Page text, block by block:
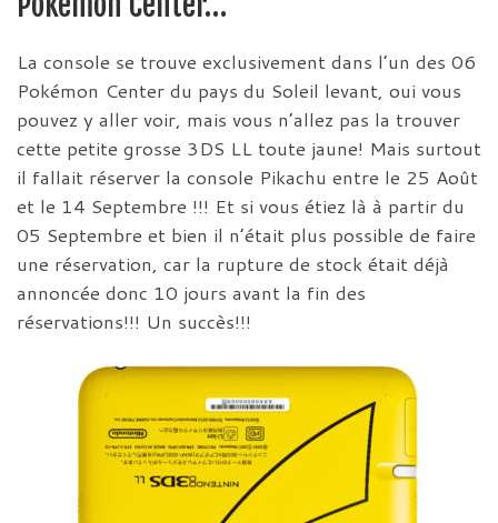
La console se trouve exclusivement dans l’un des 06
Pokémon Center du pays du Soleil levant, oui vous
pouvez y aller voir, mais vous n’allez pas la trouver
cette petite grosse 3DS LL toute jaune! Mais surtout
il fallait réserver la console Pikachu entre le 25 Août
et le 14 Septembre !!! Et si vous étiez là à partir du
05 Septembre et bien il n’était plus possible de faire
une réservation, car la rupture de stock était déjà
annoncée donc 10 jours avant la fin des
réservations!!! Un succès!!!